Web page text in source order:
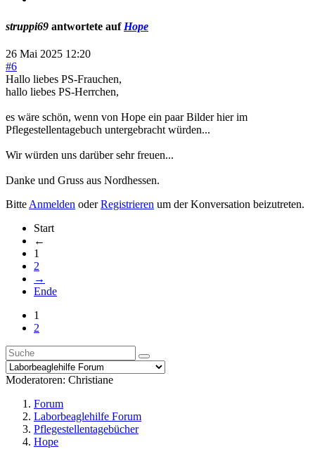
struppi69 antwortete auf Hope
26 Mai 2025 12:20
#6
Hallo liebes PS-Frauchen,
hallo liebes PS-Herrchen,
es wäre schön, wenn von Hope ein paar Bilder hier im
Pflegestellentagebuch untergebracht würden...
Wir würden uns darüber sehr freuen...
Danke und Gruss aus Nordhessen.
Bitte Anmelden oderRegistrieren um der Konversation beizutreten.
Start
←
1
2
→
Ende
1
2
Moderatoren: Christiane
Forum
Laborbeaglehilfe Forum
Pflegestellentagebücher
Hope